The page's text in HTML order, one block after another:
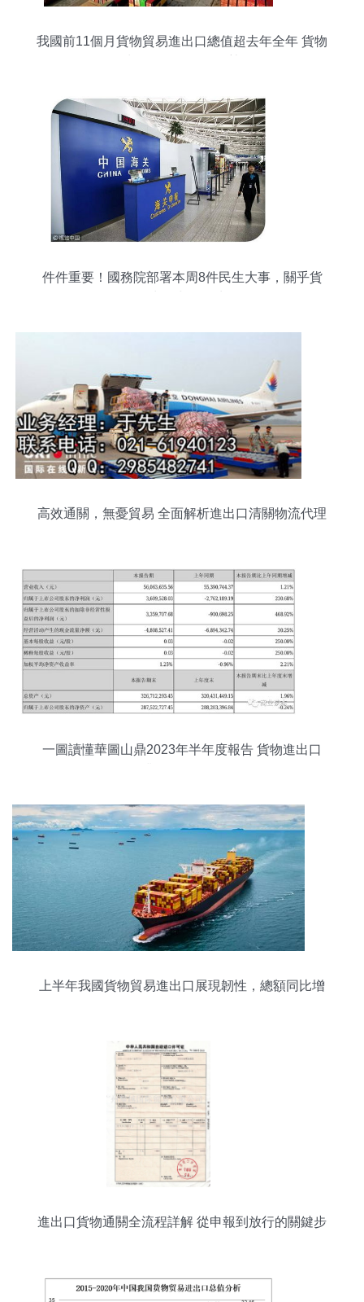
我國前11個月貨物貿易進出口總值超去年全年 貨物
件件重要！國務院部署本周8件民生大事，關乎貨
高效通關，無憂貿易 全面解析進出口清關物流代理
一圖讀懂華圖山鼎2023年半年度報告 貨物進出口
上半年我國貨物貿易進出口展現韌性，總額同比增
進出口貨物通關全流程詳解 從申報到放行的關鍵步